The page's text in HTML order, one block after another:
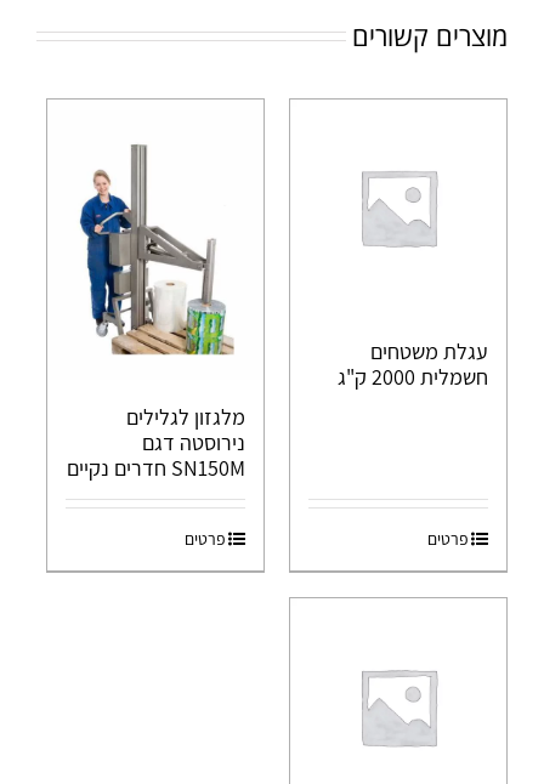
מוצרים קשורים
עגלת משטחים
חשמלית 2000 ק"ג
פרטים
מלגזון לגלילים
נירוסטה דגם
SN150M חדרים נקיים
פרטים